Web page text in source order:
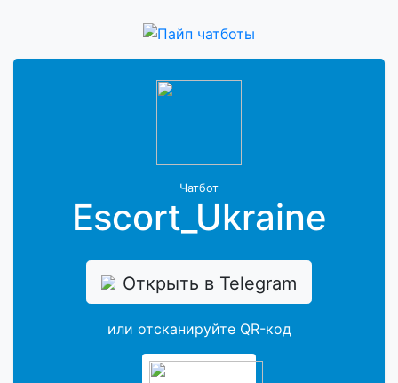
Чатбот
Escort_Ukraine
Открыть в Telegram
или отсканируйте QR-код